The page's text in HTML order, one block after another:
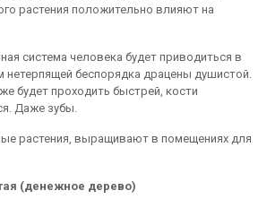
растения положительно влияют на
система человека будет приводиться в
нетерпящей беспорядка драцены душистой.
будет проходить быстрей, кости
Даже зубы.
растения, выращивают в помещениях для
(денежное дерево)